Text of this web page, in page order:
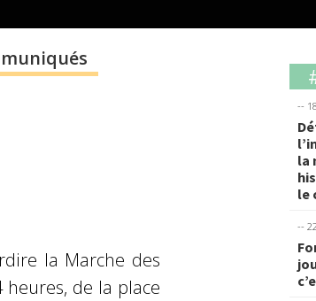
la Marche des
de la place
--
la
le
--